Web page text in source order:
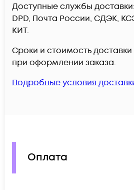
Доступные службы
DPD, Почта России, СДЭК,
КИТ.
Сроки и стоимость
при оформлении заказа.
Подробные условия
Оплата